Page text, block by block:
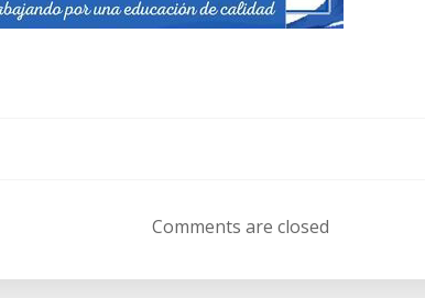
de
entradas
Comments are closed